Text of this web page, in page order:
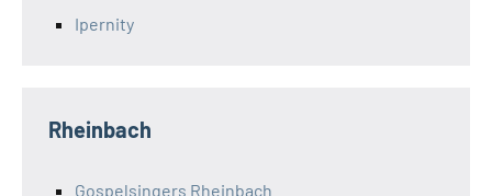
Ipernity
Rheinbach
Gospelsingers Rheinbach